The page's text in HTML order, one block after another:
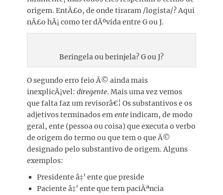
origem. EntÃ£o, de onde tiraram /logista/? Aqui
nÃ£o hÃ¡ como ter dÃºvida entre G ou J.
Beringela ou berinjela? G ou J?
O segundo erro feio Ã© ainda mais
inexplicÃ¡vel: diregente. Mais uma vez vemos
que falta faz um revisorâ€¦ Os substantivos e os
adjetivos terminados ementeindicam, de modo
geral, ente (pessoa ou coisa) que executa o verbo
de origem do termo ou que tem o que Ã©
designado pelo substantivo de origem. Alguns
exemplos:
Presidente â‡’ ente que preside
Paciente â‡’ ente que tem paciÃªncia